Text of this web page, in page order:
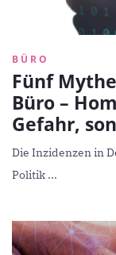
BÜRO
Fünf
Büro –
Gefahr,
Die Inzidenzen in
Politik ...